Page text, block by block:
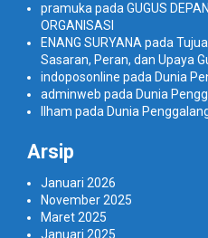
pramuka pada GUGUS
ORGANISASI
ENANG SURYANA pada
Sasaran, Peran, dan Upaya
indoposonline pada Dunia
adminweb pada Dunia
Ilham pada Dunia
Arsip
Januari 2026
November 2025
Maret 2025
Januari 2025